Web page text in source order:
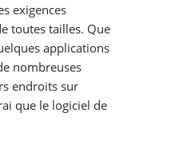
exigences
toutes tailles. Que
applications
nombreuses
endroits sur
que le logiciel de